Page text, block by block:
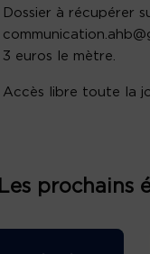
Dossier à récupérer
3 euros le mètre.
Accès libre toute la
Les prochains